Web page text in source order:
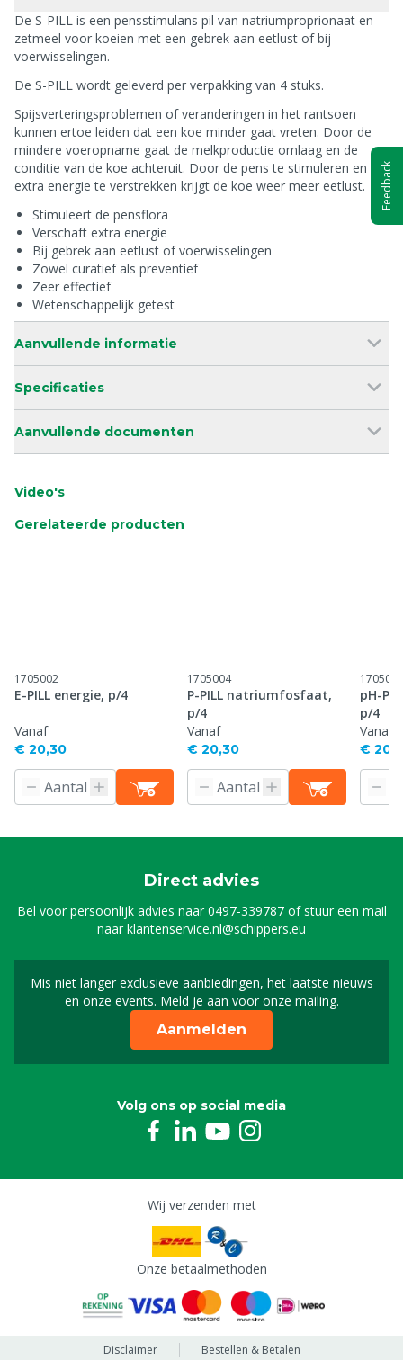
De S-PILL is een pensstimulans pil van natriumproprionaat en
zetmeel voor koeien met een gebrek aan eetlust of bij
voerwisselingen.
De S-PILL wordt geleverd per verpakking van 4 stuks.
Spijsverteringsproblemen of veranderingen in het rantsoen
kunnen ertoe leiden dat een koe minder gaat vreten. Door de
mindere voeropname gaat de melkproductie omlaag en de
conditie van de koe achteruit. Door de pens te stimuleren en
extra energie te verstrekken krijgt de koe weer meer eetlust.
Stimuleert de pensflora
Verschaft extra energie
Bij gebrek aan eetlust of voerwisselingen
Zowel curatief als preventief
Zeer effectief
Wetenschappelijk getest
Aanvullende informatie
Specificaties
Aanvullende documenten
Video's
Gerelateerde producten
1705002
E-PILL energie, p/4
Vanaf
€ 20,30
1705004
P-PILL natriumfosfaat,
p/4
Vanaf
€ 20,30
1705005
pH-
p/4
Vanaf
€
Direct advies
Bel voor persoonlijk advies naar0497-339787of stuur een mail
naarklantenservice.nl@schippers.eu
Mis niet langer exclusieve aanbiedingen, het laatste nieuws
en onze events. Meld je aan voor onze mailing.
Schrijf je in voor onze
Aanmelden
Volg ons op social media
Wij verzenden met
Onze betaalmethoden
Disclaimer Bestellen & Betalen
Feedback